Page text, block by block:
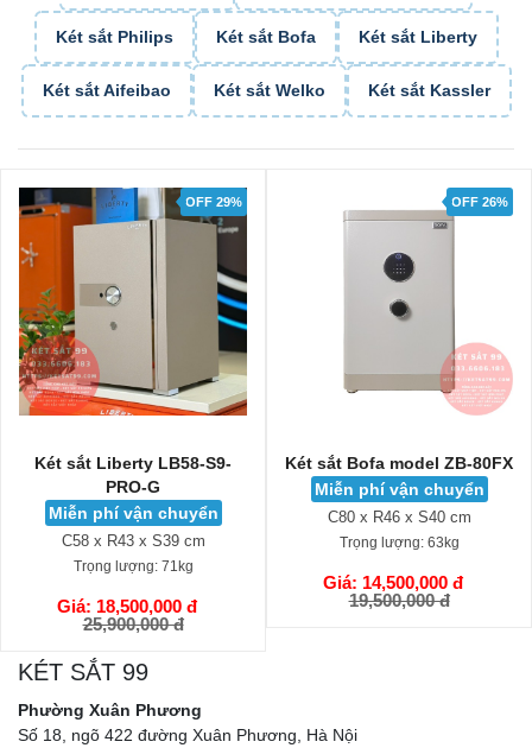
Két sắt Philips Két sắt Bofa Két sắt Liberty
Két sắt Aifeibao Két sắt Welko Két sắt Kassler
OFF 29%
Két sắt Liberty LB58-S9-
PRO-G
Miễn phí vận chuyển
C58 x R43 x S39 cm
Trọng lượng:71kg
Giá: 18,500,000 đ
25,900,000 đ
GIỎ HÀNG
OFF 26%
Két sắt Bofa model ZB-80FX
Miễn phí vận chuyển
C80 x R46 x S40 cm
Trọng lượng:63kg
Giá: 14,500,000 đ
19,500,000 đ
GIỎ HÀNG
KÉT SẮT 99
Phường Xuân Phương
Số 18, ngõ 422 đường Xuân Phương, Hà Nội